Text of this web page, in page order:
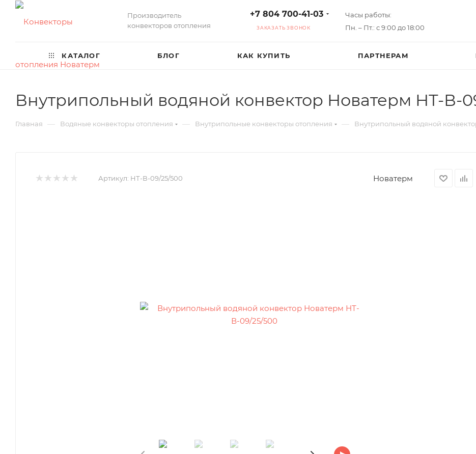
Производитель
конвекторов отопления
+7 804 700-41-03
ЗАКАЗАТЬ ЗВОНОК
Часы работы:
Пн. – Пт.: с 9:00 до 18:00
КАТАЛОГ БЛОГ КАК КУПИТЬ ПАРТНЕРАМ
Внутрипольный водяной конвектор Новатерм НТ-В-
Главная — Водяные конвекторы отопления — Внутрипольные конвекторы отопления — Внутрипольный водяной
Артикул: НТ-В-09/25/500 Новатерм